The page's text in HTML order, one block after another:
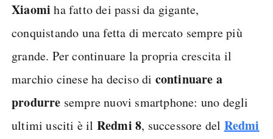
Xiaomi ha fatto dei passi da gigante,
conquistando una fetta di mercato sempre più
grande. Per continuare la propria crescita il
marchio cinese ha deciso di continuare a
produrre sempre nuovi smartphone: uno degli
ultimi usciti è il Redmi 8, successore del Redmi